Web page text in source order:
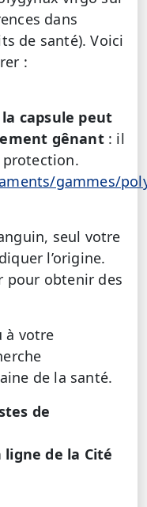
dans
de santé). Voici
:
capsule peut
gênant: il
gammes/
seul votre
l’origine.
pour obtenir des
à votre
de la santé.
de
ligne de la Cité